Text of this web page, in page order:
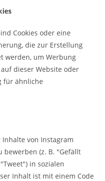
Cookies oder eine
die zur Erstellung
werden, um Werbung
dieser Website oder
für ähnliche
von Instagram
bewerben (z. B. "Gefällt
in sozialen
Inhalt ist mit einem Code